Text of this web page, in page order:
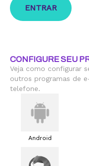
CONFIGURE SEU
Veja como configurar
outros programas de
telefone.
Android